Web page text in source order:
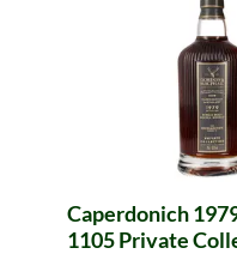
Caperdonich
1105 Private